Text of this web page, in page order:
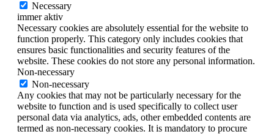
Necessary
immer aktiv
Necessary cookies are absolutely essential for the website to
function properly. This category only includes cookies that
ensures basic functionalities and security features of the
website. These cookies do not store any personal information.
Non-necessary
Non-necessary
Any cookies that may not be particularly necessary for the
website to function and is used specifically to collect user
personal data via analytics, ads, other embedded contents are
termed as non-necessary cookies. It is mandatory to procure